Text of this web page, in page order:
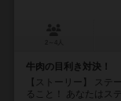
牛肉の目利き対決！
【ストーリー】 ステ
ること！ あなたはス